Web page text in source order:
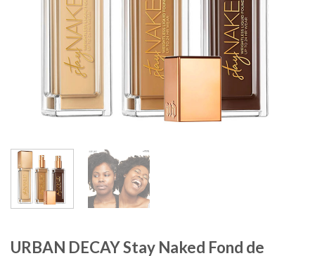
URBAN DECAY Stay Naked Fond de